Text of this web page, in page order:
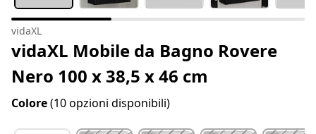
vidaXL
vidaXL Mobile da Bagno Rovere
Nero 100 x 38,5 x 46 cm
Colore(10 opzioni disponibili)